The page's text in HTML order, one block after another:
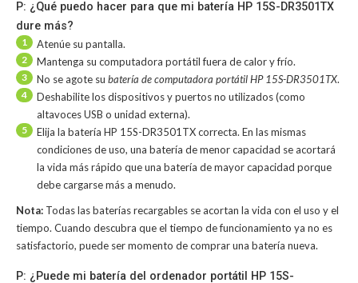
P: ¿Qué puedo hacer para que mi batería HP 15S-DR3501TX
dure más?
1 Atenúe su pantalla.
2 Mantenga su computadora portátil fuera de calor y frío.
3 No se agote su batería de computadora portátil HP 15S-DR3501TX.
4
Deshabilite los dispositivos y puertos no utilizados (como
altavoces USB o unidad externa).
5
Elija la batería HP 15S-DR3501TX correcta. En las mismas
condiciones de uso, una batería de menor capacidad se acortará
la vida más rápido que una batería de mayor capacidad porque
debe cargarse más a menudo.
Nota: Todas las baterías recargables se acortan la vida con el uso y el
tiempo. Cuando descubra que el tiempo de funcionamiento ya no es
satisfactorio, puede ser momento de comprar una batería nueva.
P: ¿Puede mi batería del ordenador portátil HP 15S-